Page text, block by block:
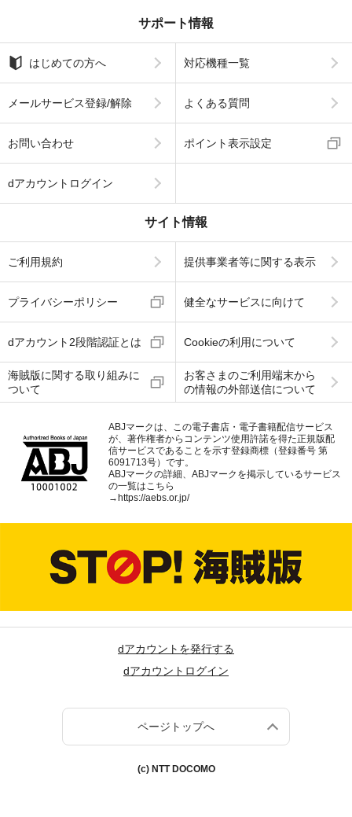
サポート情報
はじめての方へ 対応機種一覧
メールサービス登録/解除 よくある質問
お問い合わせ ポイント表示設定
dアカウントログイン
サイト情報
ご利用規約 提供事業者等に関する表示
プライバシーポリシー 健全なサービスに向けて
dアカウント2段階認証とは Cookieの利用について
海賊版に関する取り組みに
ついて
お客さまのご利用端末から
の情報の外部送信について
ABJマークは、この電子書店・電子書籍配信サービス
が、著作権者からコンテンツ使用許諾を得た正規版配
信サービスであることを示す登録商標（登録番号 第
6091713号）です。
ABJマークの詳細、ABJマークを掲示しているサービス
の一覧はこちら
→ https://aebs.or.jp/
dアカウントを発行する
dアカウントログイン
ページトップへ
(c) NTT DOCOMO